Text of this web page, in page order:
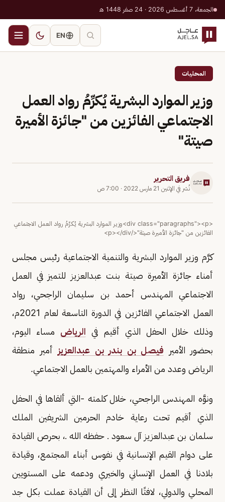
الجمعة، 7 أغسطس 2026 · 24 صفر 1448 هـ
EN
المحليات
وزير الموارد البشرية يُكرِّمُ رواد العمل
الاجتماعي الفائزين من "جائزة الأميرة
صيتة"
فريق التحرير
نُشر في الإثنين 21 مارس 2022 · 7:00 ص
<div class="paragraphs"><p>وزير الموارد البشرية يُكرِّمُ رواد العمل الاجتماعي
الفائزين من "جائزة الأميرة صيتة"</p></div>
كرَّم وزير الموارد البشرية والتنمية الاجتماعية رئيس مجلس
أمناء جائزة الأميرة صيتة بنت عبدالعزيز للتميز في العمل
الاجتماعي المهندس أحمد بن سليمان الراجحي، رواد
العمل الاجتماعي الفائزين في الدورة التاسعة لعام 2021م،
وذلك خلال الحفل الذي أقيم في الرياض مساء اليوم،
بحضور الأمير فيصل بن بندر بن عبدالعزيز أمير منطقة
الرياض وعدد من الأمراء والمهتمين بالعمل الاجتماعي.
ونوَّه المهندس الراجحي، خلال كلمته -التي ألقاها في الحفل
الذي أقيم تحت رعاية خادم الحرمين الشريفين الملك
سلمان بن عبدالعزيز آل سعود ـ حفظه الله ـ، بحرص القيادة
على دوام القيم الإنسانية في نفوس أبناء المجتمع، وقيادة
بلادنا في العمل الإنساني والخيري ودعمه على المستويين
المحلي والدولي، لافتًا النظر إلى أن القيادة عملت بكل جد